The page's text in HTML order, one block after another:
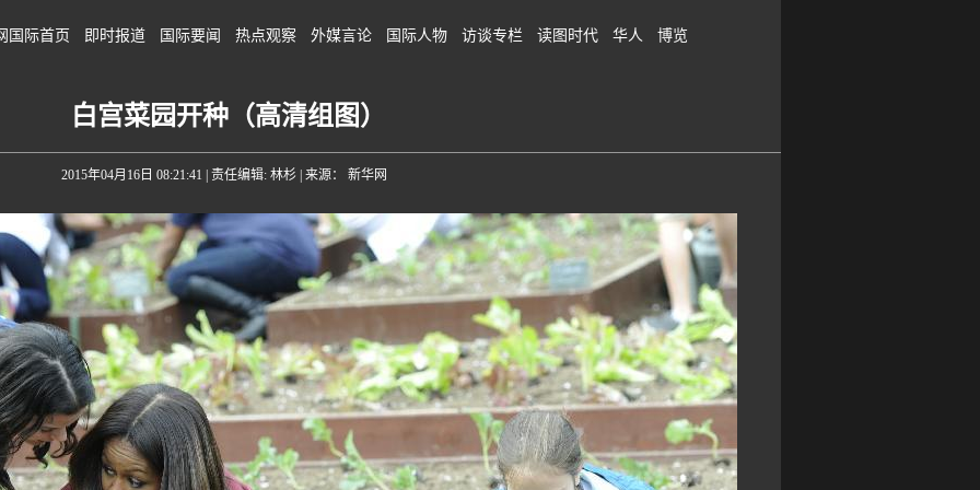
国际首页 即时报道 国际要闻 热点观察 外媒言论 国际人物 访谈专栏 读图时代 华人 博览
白宫菜园开种（高清组图）
2015年04月16日 08:21:41 | 责任编辑: 林杉 | 来源： 新华网